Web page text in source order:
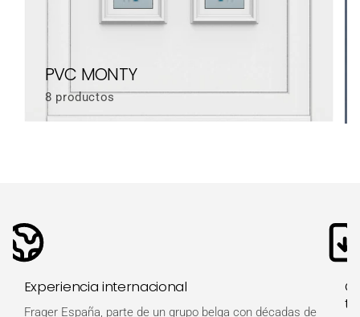
PVC MONTY
8 productos
Experiencia internacional
Frager España, parte de un grupo belga con décadas de